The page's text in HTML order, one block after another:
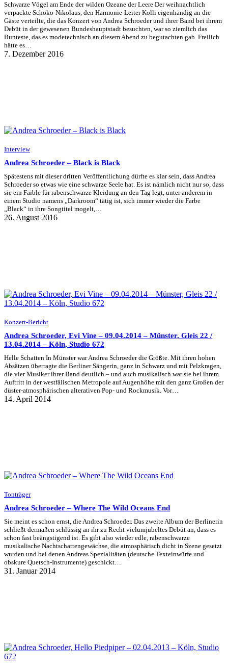
Schwarze Vögel am Ende der wilden Ozeane der Leere Der weihnachtlich
verpackte Schoko-Nikolaus, den Harmonie-Leiter Kolli eigenhändig an die
Gäste verteilte, die das Konzert von Andrea Schroeder und ihrer Band bei ihrem
Debüt in der gewesenen Bundeshauptstadt besuchten, war so ziemlich das
Bunteste, das es modetechnisch an diesem Abend zu begutachten gab. Freilich
hätte es…
7. Dezember 2016
Interview
Andrea Schroeder – Black is Black
Spätestens mit dieser dritten Veröffentlichung dürfte es klar sein, dass Andrea
Schroeder so etwas wie eine schwarze Seele hat. Es ist nämlich nicht nur so, dass
sie ein Faible für rabenschwarze Kleidung an den Tag legt, unter anderem in
einem Studio namens „Darkroom“ tätig ist, sich immer wieder die Farbe
„Black“ in ihre Songtitel mogelt,…
26. August 2016
Konzert-Bericht
Andrea Schroeder, Evi Vine – 09.04.2014 – Münster, Gleis 22 /
13.04.2014 – Köln, Studio 672
Helle Schatten In Münster war Andrea Schroeder die Größte. Mit ihren hohen
Absätzen überragte die Berliner Sängerin, ganz in Schwarz und mit Pelzkragen,
die vier Musiker ihrer Band deutlich – und auch musikalisch war sie bei ihrem
Auftritt in der westfälischen Metropole auf Augenhöhe mit den ganz Großen der
düster-atmosphärischen alterativen Pop- und Rockmusik. Vor…
14. April 2014
Tonträger
Andrea Schroeder – Where The Wild Oceans End
Sie meint es schon ernst, die Andrea Schroeder. Das zweite Album der Berlinerin
schließt dermaßen schlüssig an ihr zu Recht vielumjubeltes Debüt an, dass es
schon fast beängstigend ist. Es gibt also wieder edle, rabenschwarze
musikalische Nachtschattengewächse, die atmosphärisch dicht in Szene gesetzt
wurden und bei denen Andreas Spezialitäten (deutsche Texteinwürfe und
obskure Quetsch-Instrumente) geschickt…
31. Januar 2014